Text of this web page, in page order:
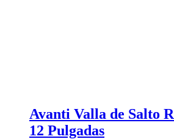
Avanti Valla de Salto
12 Pulgadas